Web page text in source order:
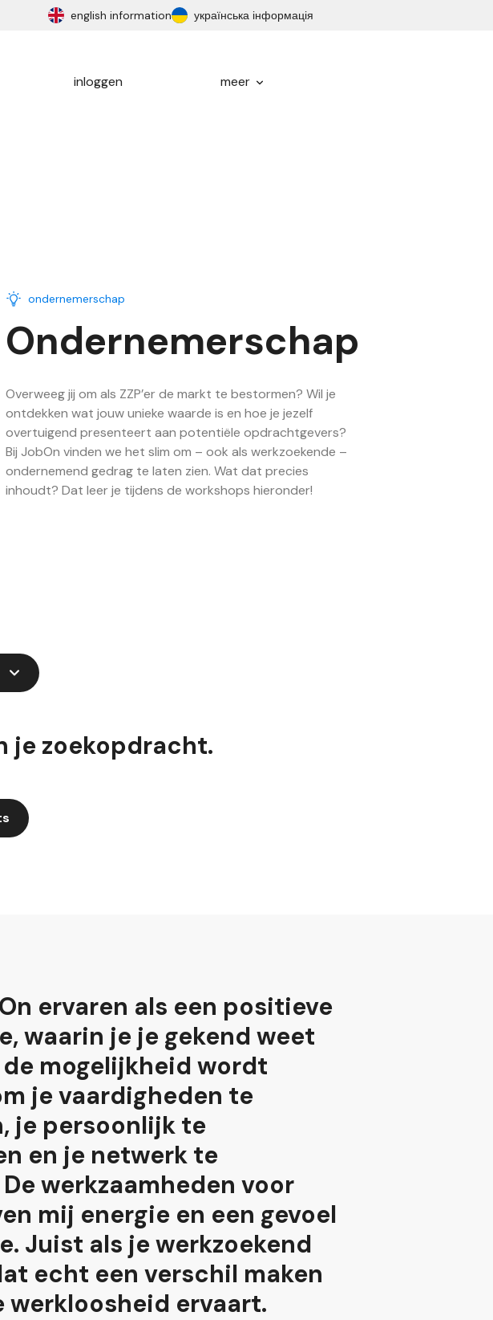
english information українська інформація
inloggen meer
ondernemerschap
Ondernemerschap
Overweeg jij om als ZZP’er de markt te bestormen? Wil je
ontdekken wat jouw unieke waarde is en hoe je jezelf
overtuigend presenteert aan potentiële opdrachtgevers?
Bij JobOn vinden we het slim om – ook als werkzoekende –
ondernemend gedrag te laten zien. Wat dat precies
inhoudt? Dat leer je tijdens de workshops hieronder!
je zoekopdracht.
ervaren als een positieve
waarin je je gekend weet
de mogelijkheid wordt
je vaardigheden te
je persoonlijk te
en je netwerk te
werkzaamheden voor
mij energie en een gevoel
Juist als je werkzoekend
echt een verschil maken
werkloosheid ervaart.